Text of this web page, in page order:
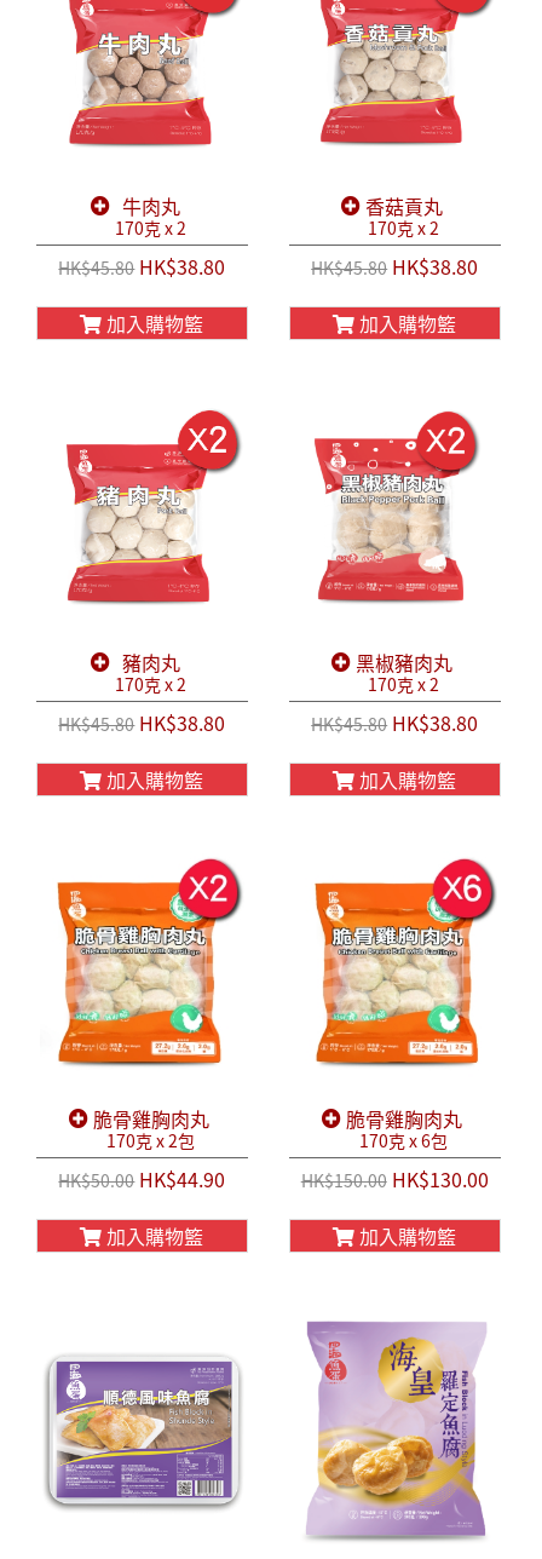
牛肉丸
170克 x 2
HK$45.80HK$38.80
加入購物籃
香菇貢丸
170克 x 2
HK$45.80HK$38.80
加入購物籃
豬肉丸
170克 x 2
HK$45.80HK$38.80
加入購物籃
黑椒豬肉丸
170克 x 2
HK$45.80HK$38.80
加入購物籃
脆骨雞胸肉丸
170克 x 2包
HK$50.00HK$44.90
加入購物籃
脆骨雞胸肉丸
170克 x 6包
HK$150.00HK$130.00
加入購物籃